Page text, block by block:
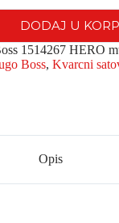
DODAJ U
1514267 HERO
Boss, Kvarcni
Opis